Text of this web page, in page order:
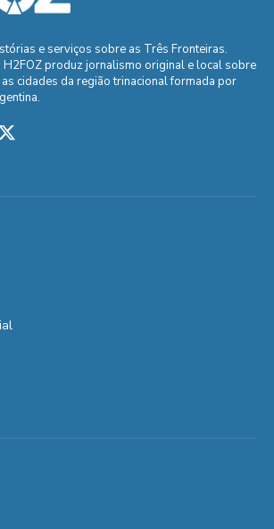
e serviços sobre as Três Fronteiras.
H2FOZ produz jornalismo original e local sobre
as cidades da região trinacional formada por